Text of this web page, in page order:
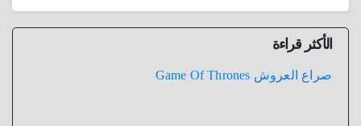
الأكثر قراءة
صراع العروش Game Of Thrones